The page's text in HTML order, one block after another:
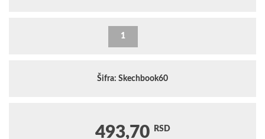
Šifra: Skechbook60
493,70 RSD